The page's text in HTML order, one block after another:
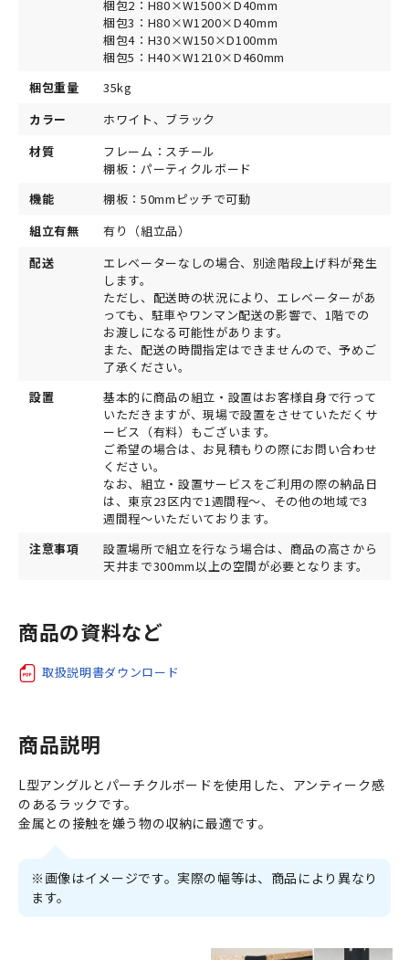
梱包2：H80×W1500×D40mm
梱包3：H80×W1200×D40mm
梱包4：H30×W150×D100mm
梱包5：H40×W1210×D460mm
梱包重量
35kg
カラー
ホワイト、ブラック
材質
フレーム：スチール
棚板：パーティクルボード
機能
棚板：50mmピッチで可動
組立有無
有り（組立品）
配送
エレベーターなしの場合、別途階段上げ料が発生
します。
ただし、配送時の状況により、エレベーターがあ
っても、駐車やワンマン配送の影響で、1階での
お渡しになる可能性があります。
また、配送の時間指定はできませんので、予めご
了承ください。
設置
基本的に商品の組立・設置はお客様自身で行って
いただきますが、現場で設置をさせていただくサ
ービス（有料）もございます。
ご希望の場合は、お見積もりの際にお問い合わせ
ください。
なお、組立・設置サービスをご利用の際の納品日
は、東京23区内で1週間程～、その他の地域で3
週間程～いただいております。
注意事項
設置場所で組立を行なう場合は、商品の高さから
天井まで300mm以上の空間が必要となります。
商品の資料など
取扱説明書ダウンロード
商品説明
L型アングルとパーチクルボードを使用した、アンティーク感
のあるラックです。
金属との接触を嫌う物の収納に最適です。
※画像はイメージです。実際の幅等は、商品により異なり
ます。